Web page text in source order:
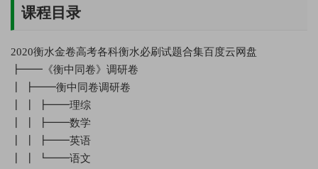
课程目录
2020衡水金卷高考各科衡水必刷试题合集百度云网盘
┣━━《衡中同卷》调研卷
┃ ┣━━衡中同卷调研卷
┃ ┃ ┣━━理综
┃ ┃ ┣━━数学
┃ ┃ ┣━━英语
┃ ┃ ┗━━语文